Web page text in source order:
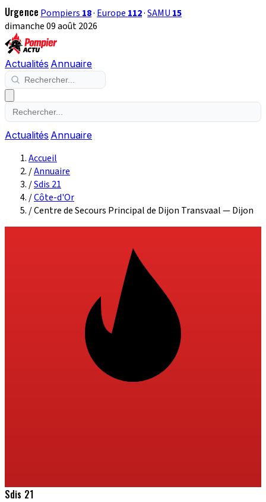
Urgence Pompiers 18· Europe 112·SAMU 15
dimanche 09 août 2026
Actualités Annuaire
Actualités Annuaire
Accueil
/Annuaire
/Sdis 21
/Côte-d'Or
/Centre de Secours Principal de Dijon Transvaal — Dijon
Sdis 21